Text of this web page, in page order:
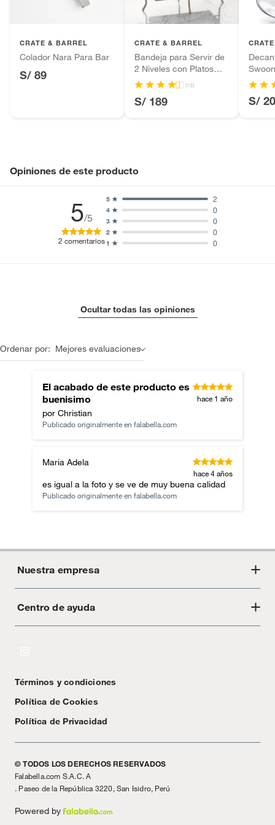
Pinturas de color a pedido.
Productos que hayan sido previamente instalados.
Baterías de auto.
Motocicletas y bicicletas motorizadas.
Licores y cigarros electrónicos.
CRATE & BARREL
Colador Nara Para Bar
S/ 89
CRATE & BARREL
Bandeja para Servir de
2 Niveles con Platos
Cambridge
(13)
S/ 189 S/
Opiniones de este producto
5/5
2 comentarios1 0
2 0
3 0
4 0
5 2
Ocultar todas las opiniones
Ordenar por: Mejores evaluaciones
El acabado de este producto es
buenisimo
por Christian
hace 1 año
Publicado originalmente en falabella.com
Maria Adela
hace 4 años
es igual a la foto y se ve de muy buena calidad
Publicado originalmente en falabella.com
Nuestra empresa
Acerca de Crate
Centro de ayuda
Textos Legales
Términos y condiciones
Política de Cookies
Política de Privacidad
© TODOS LOS DERECHOS RESERVADOS
Falabella.com S.A.C. A
. Paseo de la República 3220, San Isidro, Perú
Powered by